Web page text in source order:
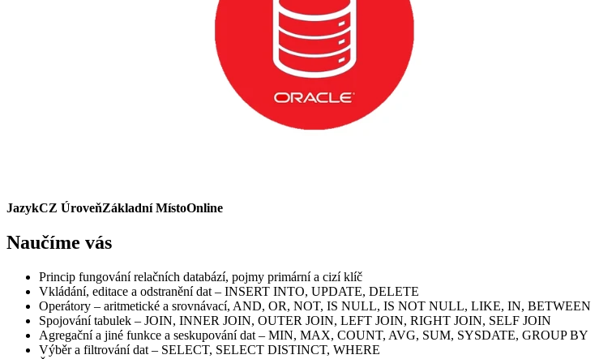
JazykCZ ÚroveňZákladní MístoOnline
Naučíme vás
Princip fungování relačních databází, pojmy primární a cizí klíč
Vkládání, editace a odstranění dat – INSERT INTO, UPDATE, DELETE
Operátory – aritmetické a srovnávací, AND, OR, NOT, IS NULL, IS NOT NULL, LIKE, IN, BETWEEN
Spojování tabulek – JOIN, INNER JOIN, OUTER JOIN, LEFT JOIN, RIGHT JOIN, SELF JOIN
Agregační a jiné funkce a seskupování dat – MIN, MAX, COUNT, AVG, SUM, SYSDATE, GROUP BY
Výběr a filtrování dat – SELECT, SELECT DISTINCT, WHERE